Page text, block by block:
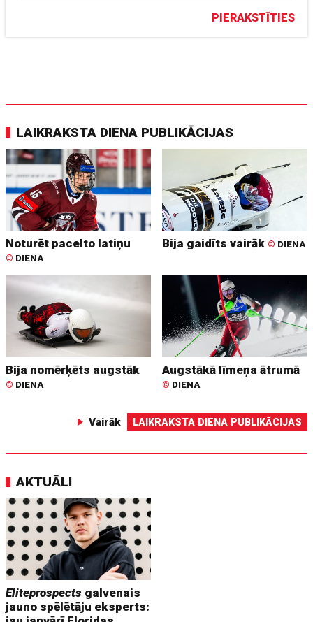
PIERAKSTĪTIES
LAIKRAKSTA DIENA PUBLIKĀCIJAS
Noturēt pacelto latiņu
© DIENA
Bija gaidīts vairāk © DIENA
Bija nomērķēts augstāk
© DIENA
Augstākā līmeņa ātrumā
© DIENA
Vairāk LAIKRAKSTA DIENA PUBLIKĀCIJAS
AKTUĀLI
Eliteprospects galvenais
jauno spēlētāju eksperts: